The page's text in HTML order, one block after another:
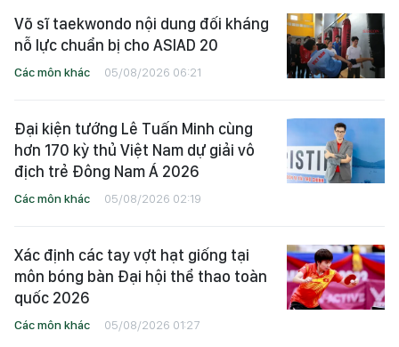
Võ sĩ taekwondo nội dung đối kháng
nỗ lực chuẩn bị cho ASIAD 20
Các môn khác 05/08/2026 06:21
Đại kiện tướng Lê Tuấn Minh cùng
hơn 170 kỳ thủ Việt Nam dự giải vô
địch trẻ Đông Nam Á 2026
Các môn khác 05/08/2026 02:19
Xác định các tay vợt hạt giống tại
môn bóng bàn Đại hội thể thao toàn
quốc 2026
Các môn khác 05/08/2026 01:27